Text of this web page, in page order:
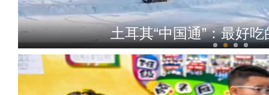
土耳其“中国通”：最好